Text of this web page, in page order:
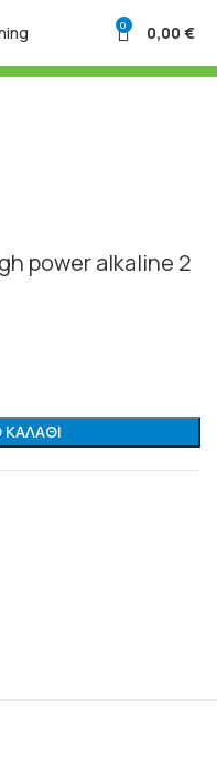
0 0,00 €
power alkaline 2